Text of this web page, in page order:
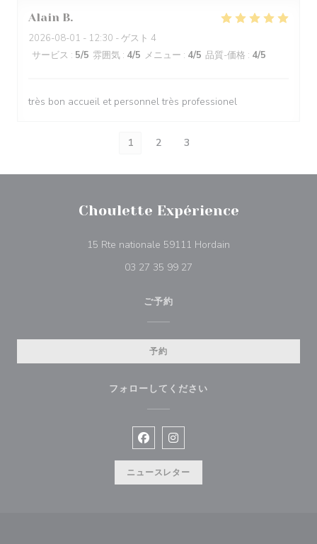
Alain B
2026-08-01 - 12:30 - ゲスト 4
サービス : 5/5 雰囲気 : 4/5 メニュー : 4/5 品質-価格 : 4/5
très bon accueil et personnel très professionel
1 2 3
Choulette Expérience
15 Rte nationale 59111 Hordain
03 27 35 99 27
ご予約
予約
フォローしてください
Facebook ((新しいウィンドウで
Instagram ((新しいウィンド
ニュースレター